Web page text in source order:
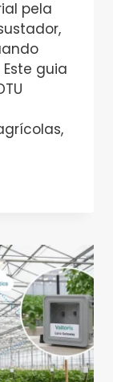
pela
guia